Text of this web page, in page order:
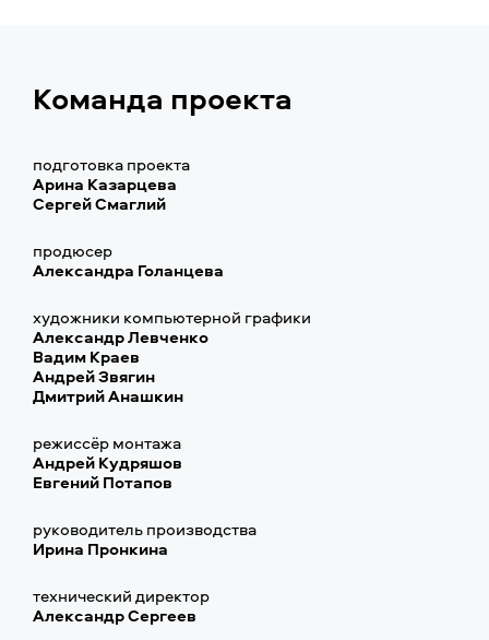
Команда проекта
подготовка проекта
Арина Казарцева
Сергей Смаглий
продюсер
Александра Голанцева
художники компьютерной графики
Александр Левченко
Вадим Краев
Андрей Звягин
Дмитрий Анашкин
режиссёр монтажа
Андрей Кудряшов
Евгений Потапов
руководитель производства
Ирина Пронкина
технический директор
Александр Сергеев